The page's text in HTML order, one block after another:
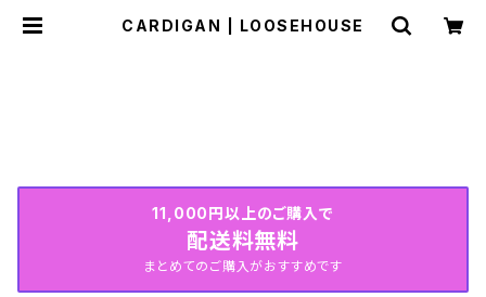
CARDIGAN | LOOSEHOUSE
11,000円以上のご購入で
配送料無料
まとめてのご購入がおすすめです